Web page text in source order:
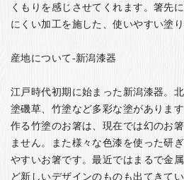
くもりを感じさせてくれます。箸先
にくい加工を施した、使いやすい塗り
産地について-新潟漆器
江戸時代初期に始まった新潟漆器。
塗磯草、竹塗など多彩な塗がありま
作る竹塗のお箸は、現在では幻のお
ません。また様々な色漆を使った研
やすいお箸です。最近ではまるで金
ど新しいデザインのものも出てきてい